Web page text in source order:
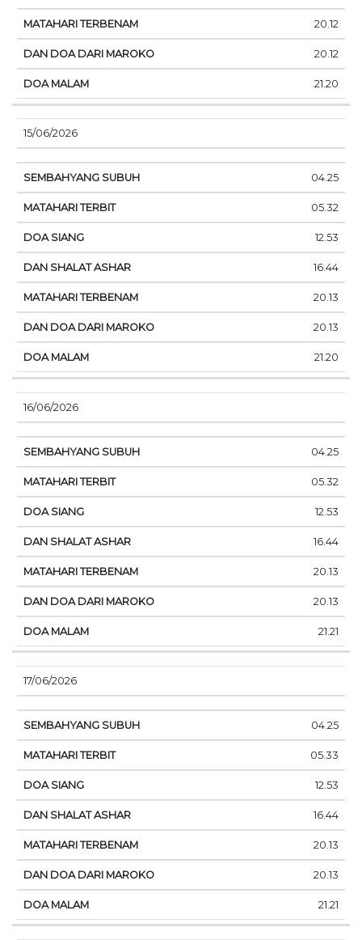
20.12
20.12
21.20
15/06/2026
04.25
05.32
12.53
16.44
20.13
20.13
21.20
16/06/2026
04.25
05.32
12.53
16.44
20.13
20.13
21.21
17/06/2026
04.25
05.33
12.53
16.44
20.13
20.13
21.21